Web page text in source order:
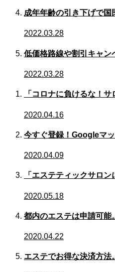
成年年齢の引き下げで国
2022.03.28
低価格路線や割引キャ
2022.03.28
「コロナに負けるな！
2020.04.16
今すぐ登録！Googleマ
2020.04.09
「エステティックサロ
2020.05.18
都内のエステは申請可能
2020.04.22
エステでお得な決済方法